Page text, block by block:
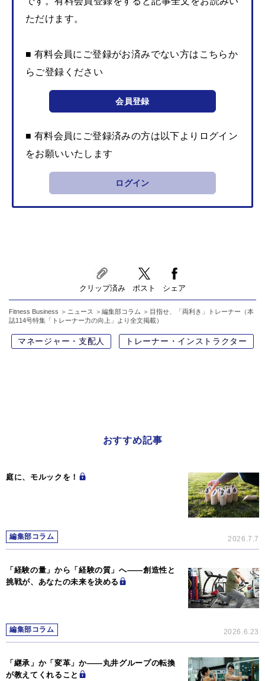
ただけます。
■ 有料会員にご登録がお済みでない方はこちらか
らご登録ください
会員登録
■ 有料会員にご登録済みの方は以下よりログイン
をお願いいたします
ログイン
クリップ済み ポスト シェア
Fitness Business ニュース 編集部コラム
目指せ、「両利き」トレーナー（本
誌114号特集「トレーナー力の向上」より全文掲載）
マネージャー・支配人 トレーナー・インストラクター
おすすめ記事
庭に、モルックを！
編集部コラム 2026.7.7
「経験の量」から「経験の質」へ――創造性と
挑戦が、あなたの未来を決める
編集部コラム 2026.6.23
「継承」か「変革」か―—丸井グループの転換
が教えてくれること